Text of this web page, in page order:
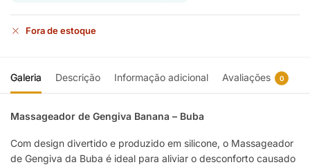
Fora de estoque
Galeria Descrição Informação adicional Avaliações 0
Massageador de Gengiva Banana – Buba
Com design divertido e produzido em silicone, o Massageador
de Gengiva da Buba é ideal para aliviar o desconforto causado